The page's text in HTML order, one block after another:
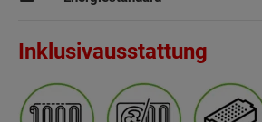
Inklusivausstattung